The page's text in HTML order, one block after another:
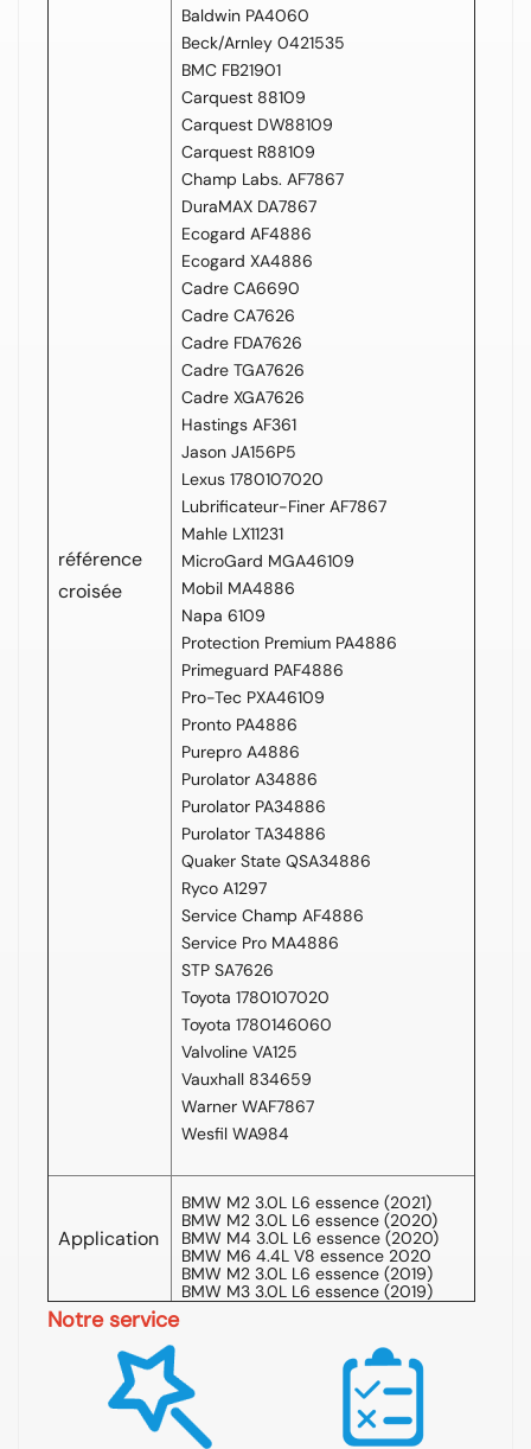
référence
croisée
Baldwin PA4060
Beck/Arnley 0421535
BMC FB21901
Carquest 88109
Carquest DW88109
Carquest R88109
Champ Labs. AF7867
DuraMAX DA7867
Ecogard AF4886
Ecogard XA4886
Cadre CA6690
Cadre CA7626
Cadre FDA7626
Cadre TGA7626
Cadre XGA7626
Hastings AF361
Jason JA156P5
Lexus 1780107020
Lubrificateur-Finer AF7867
Mahle LX11231
MicroGard MGA46109
Mobil MA4886
Napa 6109
Protection Premium PA4886
Primeguard PAF4886
Pro-Tec PXA46109
Pronto PA4886
Purepro A4886
Purolator A34886
Purolator PA34886
Purolator TA34886
Quaker State QSA34886
Ryco A1297
Service Champ AF4886
Service Pro MA4886
STP SA7626
Toyota 1780107020
Toyota 1780146060
Valvoline VA125
Vauxhall 834659
Warner WAF7867
Wesfil WA984
Application
BMW M2 3.0L L6 essence (2021)
BMW M2 3.0L L6 essence (2020)
BMW M4 3.0L L6 essence (2020)
BMW M6 4.4L V8 essence 2020
BMW M2 3.0L L6 essence (2019)
BMW M3 3.0L L6 essence (2019)
Notre service